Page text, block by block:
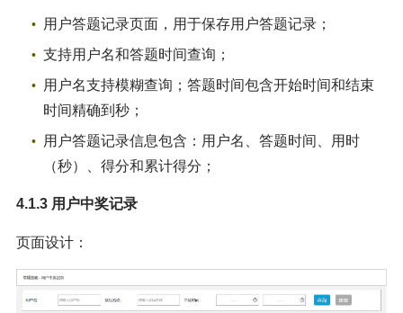
用户答题记录页面，用于保存用户答题记录；
支持用户名和答题时间查询；
用户名支持模糊查询；答题时间包含开始时间和结束
时间精确到秒；
用户答题记录信息包含：用户名、答题时间、用时
（秒）、得分和累计得分；
4.1.3 用户中奖记录
页面设计：